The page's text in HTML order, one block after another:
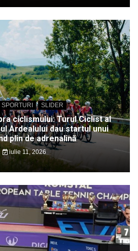
SLIDER
ciclismului: Turul Ciclist al
Ardealului dau startul unui
plin de adrenalină
iulie 11, 2026